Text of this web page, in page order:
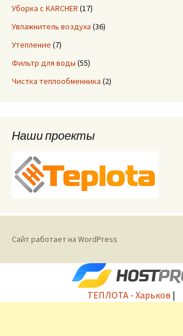
Уборка с KARCHER (17)
Увлажнитель воздуха (36)
Утепление (7)
Фильтр для воды (55)
Чистка теплообменника (2)
Наши проекты
Сайт работает на WordPress
ТЕПЛОТА - Харьков |